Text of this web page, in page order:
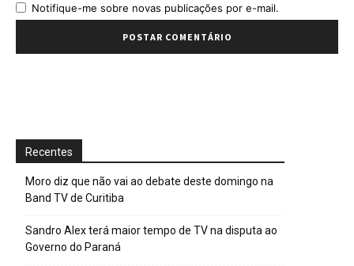
Notifique-me sobre novas publicações por e-mail.
Recentes
Moro diz que não vai ao debate deste domingo na
Band TV de Curitiba
Sandro Alex terá maior tempo de TV na disputa ao
Governo do Paraná